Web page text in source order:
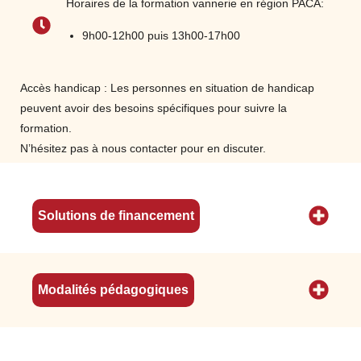
Acquérir les connaissances sur les
serpette, poinçon, pointeur…) puis leurs
fonctions
plusieurs vanneries afin de comprendre
Ordonnancer les étapes
Identifier les différentes techniques en
(forme : ovale, ronde, carré,
rectangulaire…)
Horaires de la formation vannerie en région PACA:
9h00-12h00 puis 13h00-17h00
Accès handicap : Les personnes en situation de handicap
peuvent avoir des besoins spécifiques pour suivre la
formation.
N’hésitez pas à nous contacter pour en discuter.
Solutions de financement
Modalités pédagogiques